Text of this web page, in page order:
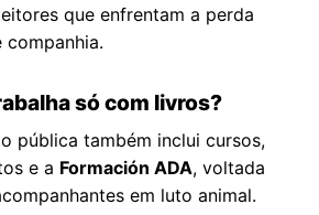
que enfrentam a perda
companhia.
só com livros?
pública também inclui cursos,
e a Formación ADA, voltada
em luto animal.